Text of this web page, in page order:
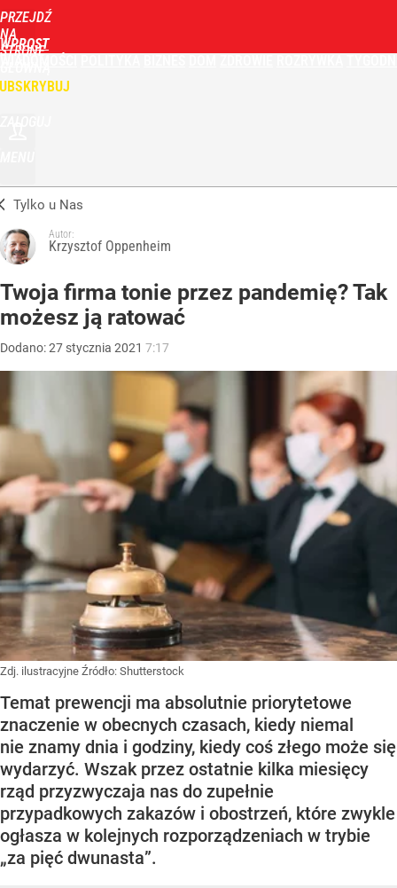
PRZEJDŹ
NA
STRONĘ
WPROST
Tylko u Nas
Autor:
Krzysztof Oppenheim
Twoja firma tonie przez pandemię? Tak
możesz ją ratować
Dodano:27 stycznia 2021 7:17
Zdj. ilustracyjne Źródło: Shutterstock
Temat prewencji ma absolutnie priorytetowe
znaczenie w obecnych czasach, kiedy niemal
nie znamy dnia i godziny, kiedy coś złego może się
wydarzyć. Wszak przez ostatnie kilka miesięcy
rząd przyzwyczaja nas do zupełnie
przypadkowych zakazów i obostrzeń, które zwykle
ogłasza w kolejnych rozporządzeniach w trybie
„za pięć dwunasta”.